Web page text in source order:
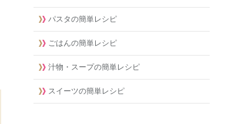
パスタの簡単レシピ
ごはんの簡単レシピ
汁物・スープの簡単レシピ
スイーツの簡単レシピ